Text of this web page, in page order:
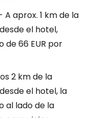
A aprox. 1 km de la
el hotel,
de66 EUR por
2 km de la
el hotel, la
al lado de la